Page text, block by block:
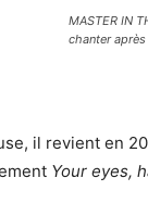
MASTER IN
chanter
il revient en
Your eyes,